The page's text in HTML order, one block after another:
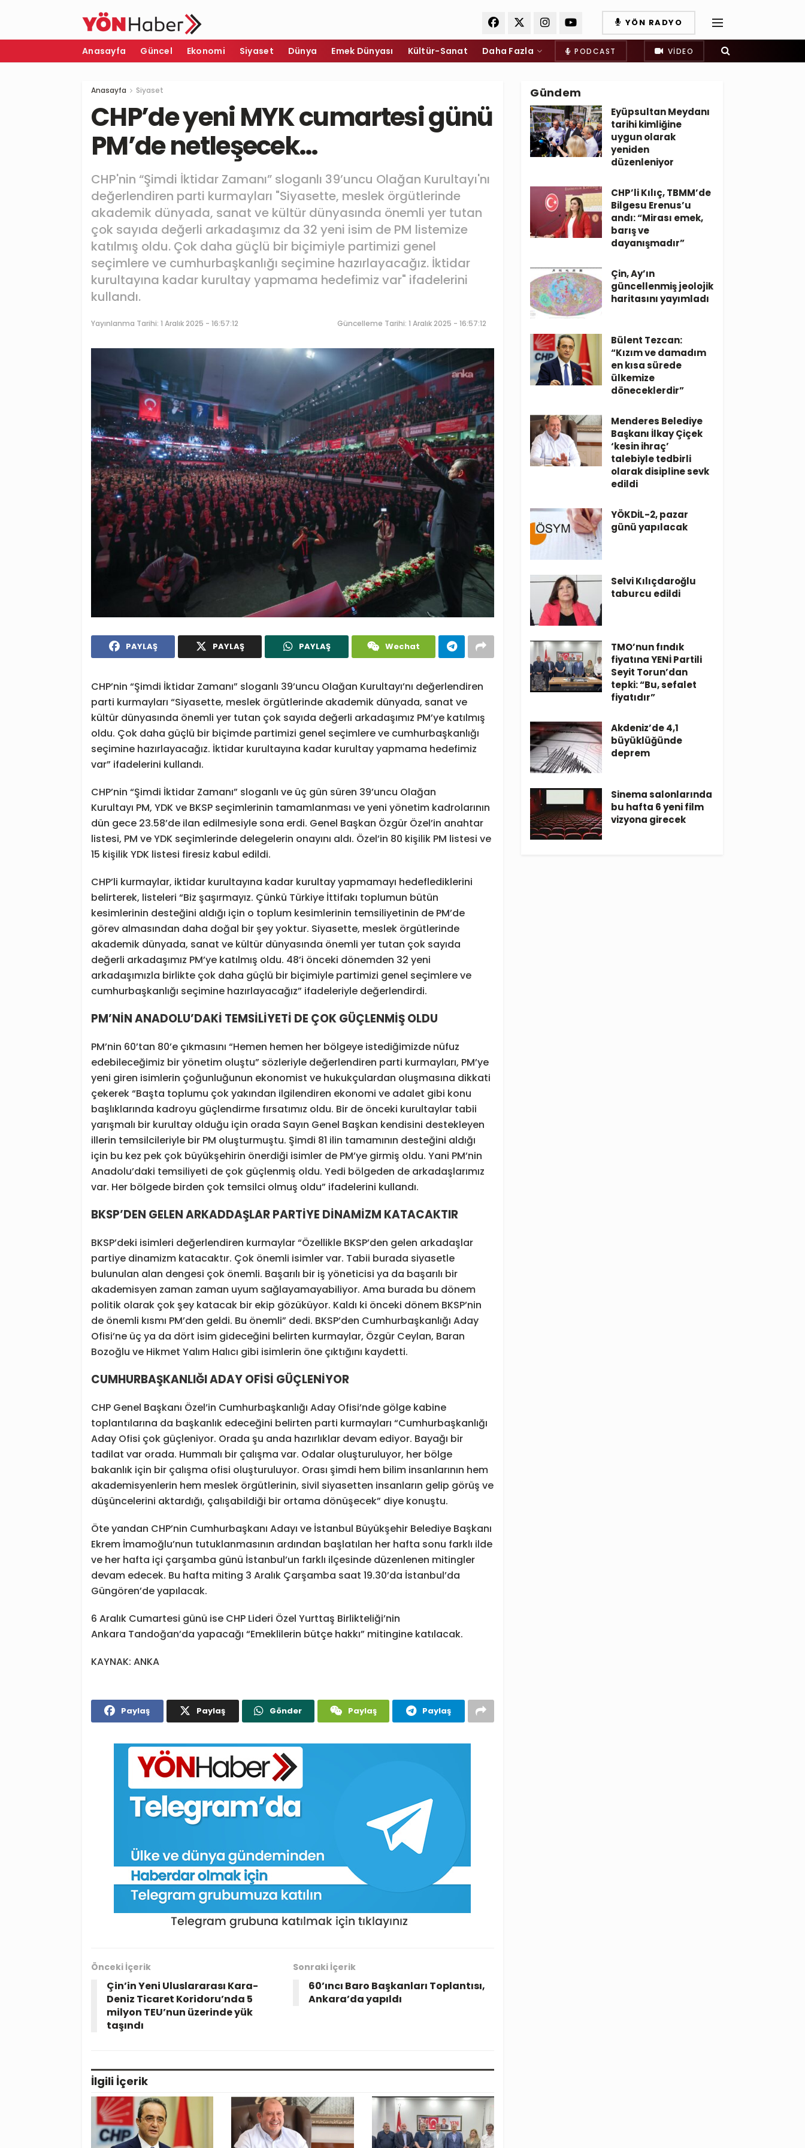
YÖN RADYO
Anasayfa Güncel Ekonomi Siyaset Dünya Emek Dünyası Kültür-Sanat Daha Fazla PODCAST VIDEO
Anasayfa Siyaset
CHP’de yeni MYK cumartesi günü
PM’de netleşecek…
CHP'nin “Şimdi İktidar Zamanı” sloganlı 39’uncu Olağan Kurultayı'nı
değerlendiren parti kurmayları "Siyasette, meslek örgütlerinde
akademik dünyada, sanat ve kültür dünyasında önemli yer tutan
çok sayıda değerli arkadaşımız da 32 yeni isim de PM listemize
katılmış oldu. Çok daha güçlü bir biçimiyle partimizi genel
seçimlere ve cumhurbaşkanlığı seçimine hazırlayacağız. İktidar
kurultayına kadar kurultay yapmama hedefimiz var" ifadelerini
kullandı.
Yayınlanma Tarihi: 1 Aralık 2025 - 16:57:12 Güncelleme Tarihi: 1 Aralık 2025 - 16:57:12
PAYLAŞ PAYLAŞ PAYLAŞ Wechat
CHP’nin “Şimdi İktidar Zamanı” sloganlı 39’uncu Olağan Kurultayı’nı değerlendiren
parti kurmayları “Siyasette, meslek örgütlerinde akademik dünyada, sanat ve
kültür dünyasında önemli yer tutan çok sayıda değerli arkadaşımız PM’ye katılmış
oldu. Çok daha güçlü bir biçimde partimizi genel seçimlere ve cumhurbaşkanlığı
seçimine hazırlayacağız. İktidar kurultayına kadar kurultay yapmama hedefimiz
var” ifadelerini kullandı.
CHP’nin “Şimdi İktidar Zamanı” sloganlı ve üç gün süren 39’uncu Olağan
Kurultayı PM, YDK ve BKSP seçimlerinin tamamlanması ve yeni yönetim kadrolarının
dün gece 23.58’de ilan edilmesiyle sona erdi. Genel Başkan Özgür Özel’in anahtar
listesi, PM ve YDK seçimlerinde delegelerin onayını aldı. Özel’in 80 kişilik PM listesi ve
15 kişilik YDK listesi firesiz kabul edildi.
CHP’li kurmaylar, iktidar kurultayına kadar kurultay yapmamayı hedeflediklerini
belirterek, listeleri “Biz şaşırmayız. Çünkü Türkiye İttifakı toplumun bütün
kesimlerinin desteğini aldığı için o toplum kesimlerinin temsiliyetinin de PM’de
görev almasından daha doğal bir şey yoktur. Siyasette, meslek örgütlerinde
akademik dünyada, sanat ve kültür dünyasında önemli yer tutan çok sayıda
değerli arkadaşımız PM’ye katılmış oldu. 48’i önceki dönemden 32 yeni
arkadaşımızla birlikte çok daha güçlü bir biçimiyle partimizi genel seçimlere ve
cumhurbaşkanlığı seçimine hazırlayacağız” ifadeleriyle değerlendirdi.
PM’NİN ANADOLU’DAKİ TEMSİLİYETİ DE ÇOK GÜÇLENMİŞ OLDU
PM’nin 60’tan 80’e çıkmasını “Hemen hemen her bölgeye istediğimizde nüfuz
edebileceğimiz bir yönetim oluştu” sözleriyle değerlendiren parti kurmayları, PM’ye
yeni giren isimlerin çoğunluğunun ekonomist ve hukukçulardan oluşmasına dikkati
çekerek “Başta toplumu çok yakından ilgilendiren ekonomi ve adalet gibi konu
başlıklarında kadroyu güçlendirme fırsatımız oldu. Bir de önceki kurultaylar tabii
yarışmalı bir kurultay olduğu için orada Sayın Genel Başkan kendisini destekleyen
illerin temsilcileriyle bir PM oluşturmuştu. Şimdi 81 ilin tamamının desteğini aldığı
için bu kez pek çok büyükşehirin önerdiği isimler de PM’ye girmiş oldu. Yani PM’nin
Anadolu’daki temsiliyeti de çok güçlenmiş oldu. Yedi bölgeden de arkadaşlarımız
var. Her bölgede birden çok temsilci olmuş oldu” ifadelerini kullandı.
BKSP’DEN GELEN ARKADDAŞLAR PARTİYE DİNAMİZM KATACAKTIR
BKSP’deki isimleri değerlendiren kurmaylar “Özellikle BKSP’den gelen arkadaşlar
partiye dinamizm katacaktır. Çok önemli isimler var. Tabii burada siyasetle
bulunulan alan dengesi çok önemli. Başarılı bir iş yöneticisi ya da başarılı bir
akademisyen zaman zaman uyum sağlayamayabiliyor. Ama burada bu dönem
politik olarak çok şey katacak bir ekip gözüküyor. Kaldı ki önceki dönem BKSP’nin
de önemli kısmı PM’den geldi. Bu önemli” dedi. BKSP’den Cumhurbaşkanlığı Aday
Ofisi’ne üç ya da dört isim gideceğini belirten kurmaylar, Özgür Ceylan, Baran
Bozoğlu ve Hikmet Yalım Halıcı gibi isimlerin öne çıktığını kaydetti.
CUMHURBAŞKANLIĞI ADAY OFİSİ GÜÇLENİYOR
CHP Genel Başkanı Özel’in Cumhurbaşkanlığı Aday Ofisi’nde gölge kabine
toplantılarına da başkanlık edeceğini belirten parti kurmayları “Cumhurbaşkanlığı
Aday Ofisi çok güçleniyor. Orada şu anda hazırlıklar devam ediyor. Bayağı bir
tadilat var orada. Hummalı bir çalışma var. Odalar oluşturuluyor, her bölge
bakanlık için bir çalışma ofisi oluşturuluyor. Orası şimdi hem bilim insanlarının hem
akademisyenlerin hem meslek örgütlerinin, sivil siyasetten insanların gelip görüş ve
düşüncelerini aktardığı, çalışabildiği bir ortama dönüşecek” diye konuştu.
Öte yandan CHP’nin Cumhurbaşkanı Adayı ve İstanbul Büyükşehir Belediye Başkanı
Ekrem İmamoğlu’nun tutuklanmasının ardından başlatılan her hafta sonu farklı ilde
ve her hafta içi çarşamba günü İstanbul’un farklı ilçesinde düzenlenen mitingler
devam edecek. Bu hafta miting 3 Aralık Çarşamba saat 19.30’da İstanbul’da
Güngören’de yapılacak.
6 Aralık Cumartesi günü ise CHP Lideri Özel Yurttaş Birlikteliği’nin
Ankara Tandoğan’da yapacağı “Emeklilerin bütçe hakkı” mitingine katılacak.
KAYNAK: ANKA
Paylaş Paylaş Gönder Paylaş Paylaş
Önceki İçerik
Çin’in Yeni Uluslararası Kara-
Deniz Ticaret Koridoru’nda 5
milyon TEU’nun üzerinde yük
taşındı
Sonraki İçerik
60’ıncı Baro Başkanları Toplantısı,
Ankara’da yapıldı
İlgili İçerik
Gündem
Eyüpsultan Meydanı
tarihi kimliğine
uygun olarak
yeniden
düzenleniyor
CHP’li Kılıç, TBMM’de
Bilgesu Erenus’u
andı: “Mirası emek,
barış ve
dayanışmadır”
Çin, Ay’ın
güncellenmiş jeolojik
haritasını yayımladı
Bülent Tezcan:
“Kızım ve damadım
en kısa sürede
ülkemize
döneceklerdir”
Menderes Belediye
Başkanı İlkay Çiçek
‘kesin ihraç’
talebiyle tedbirli
olarak disipline sevk
edildi
YÖKDİL-2, pazar
günü yapılacak
Selvi Kılıçdaroğlu
taburcu edildi
TMO’nun fındık
fiyatına YENİ Partili
Seyit Torun’dan
tepki: “Bu, sefalet
fiyatıdır”
Akdeniz’de 4,1
büyüklüğünde
deprem
Sinema salonlarında
bu hafta 6 yeni film
vizyona girecek